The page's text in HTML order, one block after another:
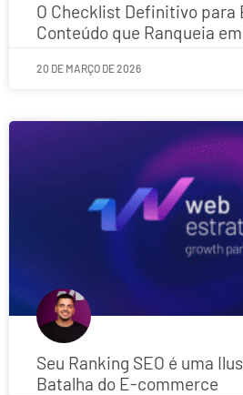
O Checklist Definitivo para
Conteúdo que Ranqueia
20 DE MARÇO DE 2026
Seu Ranking SEO é uma
Batalha do E-commerce